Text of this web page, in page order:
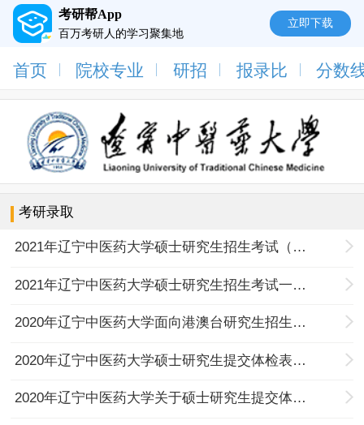
考研帮App
百万考研人的学习聚集地
立即下载
首页 院校专业 研招 报录比 分数
考研录取
2021年辽宁中医药大学硕士研究生招生考试（第一批次）调剂考生拟录取名单公示
2021年辽宁中医药大学硕士研究生招生考试一志愿考生拟录取名单公示
2020年辽宁中医药大学面向港澳台研究生招生考试日程通知
2020年辽宁中医药大学硕士研究生提交体检表及入学信息相关事宜的通知
2020年辽宁中医药大学关于硕士研究生提交体检表及入学信息相关事宜的通知